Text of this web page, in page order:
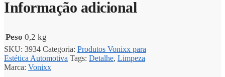
Informação adicional
Peso 0,2 kg
SKU: 3934 Categoria: Produtos Vonixx para
Estética Automotiva Tags: Detalhe, Limpeza
Marca: Vonixx